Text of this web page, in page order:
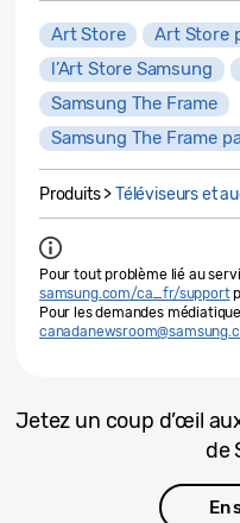
Art Store Art Store
l’Art Store Samsung
Samsung The Frame
Samsung The Frame
Produits >Téléviseurs et
Pour tout problème lié au
samsung.com/ca_fr/support
Pour les demandes
Jetez un coup d’œil
de
En